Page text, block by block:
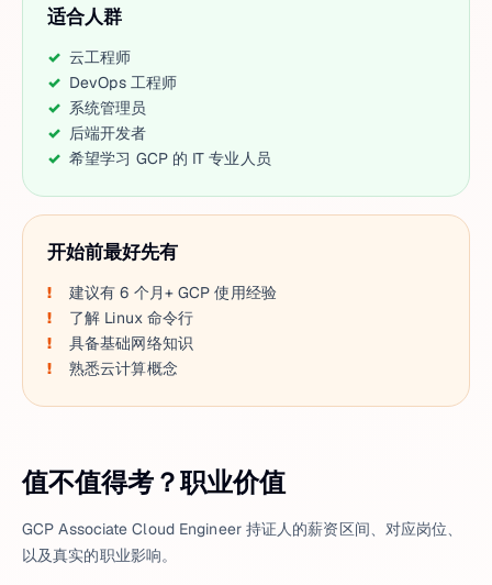
适合人群
云工程师
DevOps 工程师
系统管理员
后端开发者
希望学习 GCP 的 IT 专业人员
开始前最好先有
建议有 6 个月+ GCP 使用经验
了解 Linux 命令行
具备基础网络知识
熟悉云计算概念
值不值得考？职业价值
GCP Associate Cloud Engineer 持证人的薪资区间、对应岗位、
以及真实的职业影响。